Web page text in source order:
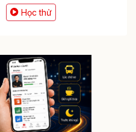
Học thử